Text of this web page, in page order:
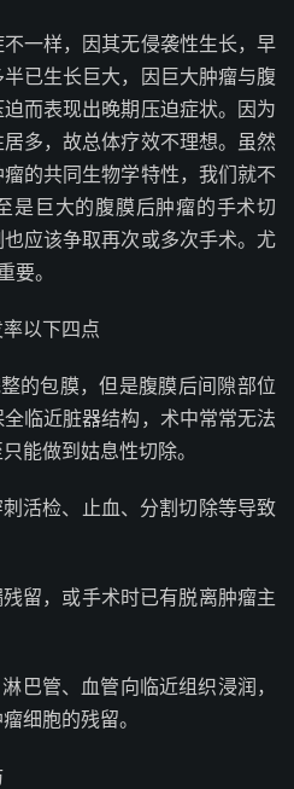
一样，因其无侵袭性生长，早
已生长巨大，因巨大肿瘤与腹
而表现出晚期压迫症状。因为
多，故总体疗效不理想。虽然
的共同生物学特性，我们就不
是巨大的腹膜后肿瘤的手术切
应该争取再次或多次手术。尤
要。
以下四点
包膜，但是腹膜后间隙部位
临近脏器结构，术中常常无法
能做到姑息性切除。
检、止血、分割切除等导致
，或手术时已有脱离肿瘤主
管、血管向临近组织浸润，
细胞的残留。